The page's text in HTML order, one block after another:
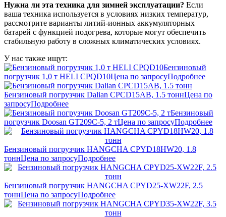
Нужна ли эта техника для зимней эксплуатации? Если
ваша техника используется в условиях низких температур,
рассмотрите варианты литий-ионных аккумуляторных
батарей с функцией подогрева, которые могут обеспечить
стабильную работу в сложных климатических условиях.
У нас также ищут:
Бензиновый
погрузчик 1,0 т HELI CPQD10Цена по запросуПодробнее
Бензиновый погрузчик Dalian CPCD15AB, 1.5 тоннЦена по
запросуПодробнее
Бензиновый
погрузчик Doosan GT209C-5, 2 тЦена по запросуПодробнее
Бензиновый погрузчик HANGCHA CPYD18HW20, 1.8
тоннЦена по запросуПодробнее
Бензиновый погрузчик HANGCHA CPYD25-XW22F, 2.5
тоннЦена по запросуПодробнее